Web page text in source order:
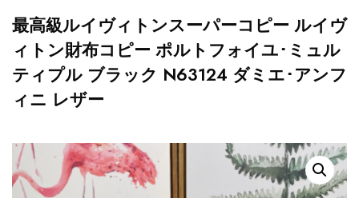
最高級ルイヴィトンスーパーコピー ルイヴ
ィトン財布コピー ポルトフォイユ･ミュル
ティプル ブラック N63124 ダミエ･アンフ
ィニ レザー